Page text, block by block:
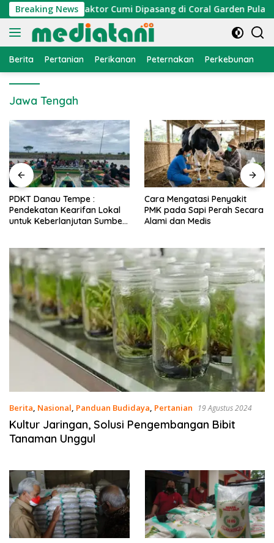
Langsung
ke
konten
Breaking News
Atraktor Cumi Dipasang di Coral Garden Pulau
Berita Pertanian Perikanan Peternakan Perkebunan
Jawa Tengah
PDKT Danau Tempe :
Pendekatan Kearifan Lokal
untuk Keberlanjutan Sumber
Cara Mengatasi Penyakit
PMK pada Sapi Perah Secara
Alami dan Medis
Berita, Nasional, Panduan Budidaya, Pertanian 19 Agustus 2024
Kultur Jaringan, Solusi Pengembangan Bibit
Tanaman Unggul